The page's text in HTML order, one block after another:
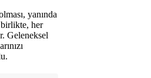
yanında
her
Geleneksel